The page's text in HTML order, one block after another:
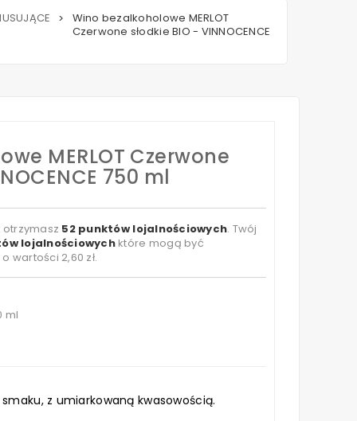
>
Wino bezalkoholowe MERLOT
Czerwone słodkie BIO - VINNOCENCE
MERLOT Czerwone
750 ml
52punktów lojalnościowych. Twój
lojalnościowychktóre mogą być
wartości 2,60 zł.
ml
z umiarkowaną kwasowością.